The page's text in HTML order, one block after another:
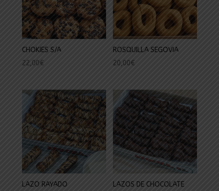
CHOKIES S/A
22,00€
ROSQUILLA SEGOVIA
20,00€
LAZO RAYADO
LAZOS DE CHOCOLATE